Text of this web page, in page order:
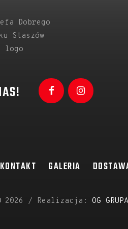
KONTAKT GALERIA
2026 / Realizacja: OG GRUPA